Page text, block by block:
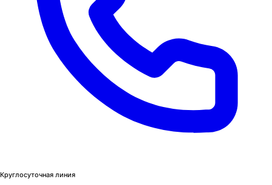
Круглосуточная линия